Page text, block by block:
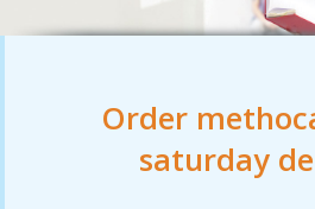
Order
saturday